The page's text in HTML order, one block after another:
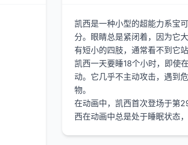
凯西是一种小型的超能力系宝
分。眼睛总是紧闭着，因为它
有短小的四肢，通常看不到它站
凯西一天要睡18个小时，即使
动。它几乎不主动攻击，遇到
物。
在动画中，凯西首次登场于第